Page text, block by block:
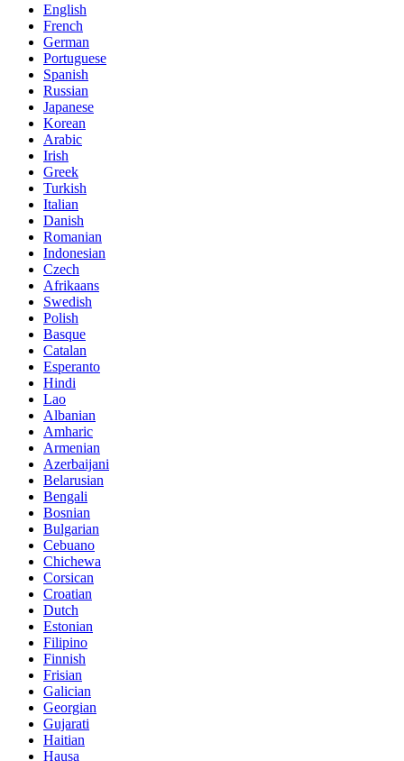
English
French
German
Portuguese
Spanish
Russian
Japanese
Korean
Arabic
Irish
Greek
Turkish
Italian
Danish
Romanian
Indonesian
Czech
Afrikaans
Swedish
Polish
Basque
Catalan
Esperanto
Hindi
Lao
Albanian
Amharic
Armenian
Azerbaijani
Belarusian
Bengali
Bosnian
Bulgarian
Cebuano
Chichewa
Corsican
Croatian
Dutch
Estonian
Filipino
Finnish
Frisian
Galician
Georgian
Gujarati
Haitian
Hausa